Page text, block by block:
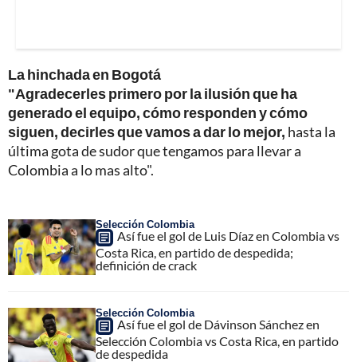
La hinchada en Bogotá
"Agradecerles primero por la ilusión que ha
generado el equipo, cómo responden y cómo
siguen, decirles que vamos a dar lo mejor, hasta la
última gota de sudor que tengamos para llevar a
Colombia a lo mas alto".
Selección Colombia
Así fue el gol de Luis Díaz en Colombia vs
Costa Rica, en partido de despedida;
definición de crack
Selección Colombia
Así fue el gol de Dávinson Sánchez en
Selección Colombia vs Costa Rica, en partido
de despedida